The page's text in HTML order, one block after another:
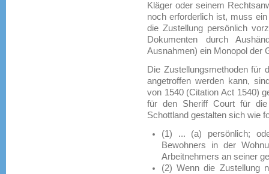
Kläger oder seinem
noch erforderlich ist, muss
die Zustellung persönlich
Dokumenten durch
Ausnahmen) ein Monopol der
Die Zustellungsmethoden für
angetroffen werden kann,
von 1540 (Citation Act 1540)
für den Sheriff Court für
Schottland gestalten sich wie
(1) ... (a) persönlich;
Bewohners in der
Arbeitnehmers an seiner
(2) Wenn die Zustellung